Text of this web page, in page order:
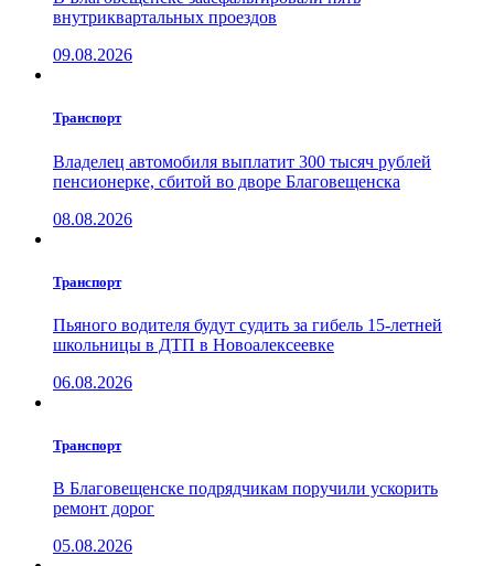
внутриквартальных проездов
09.08.2026
Транспорт
Владелец автомобиля выплатит 300 тысяч рублей
пенсионерке, сбитой во дворе Благовещенска
08.08.2026
Транспорт
Пьяного водителя будут судить за гибель 15-летней
школьницы в ДТП в Новоалексеевке
06.08.2026
Транспорт
В Благовещенске подрядчикам поручили ускорить
ремонт дорог
05.08.2026